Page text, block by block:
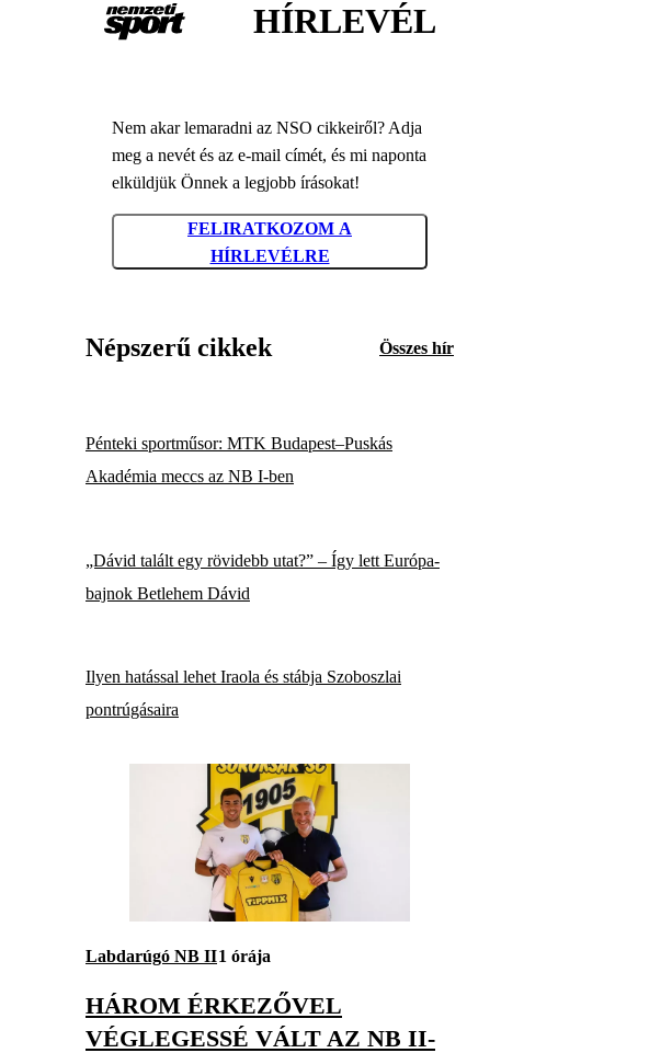
HÍRLEVÉL
Nem akar lemaradni az NSO cikkeiről? Adja
meg a nevét és az e-mail címét, és mi naponta
elküldjük Önnek a legjobb írásokat!
FELIRATKOZOM A
HÍRLEVÉLRE
Népszerű cikkek Összes hír
Pénteki sportműsor: MTK Budapest–Puskás
Akadémia meccs az NB I-ben
„Dávid talált egy rövidebb utat?” – Így lett Európa-
bajnok Betlehem Dávid
Ilyen hatással lehet Iraola és stábja Szoboszlai
pontrúgásaira
Labdarúgó NB II1 órája
HÁROM ÉRKEZŐVEL
VÉGLEGESSÉ VÁLT AZ NB II-